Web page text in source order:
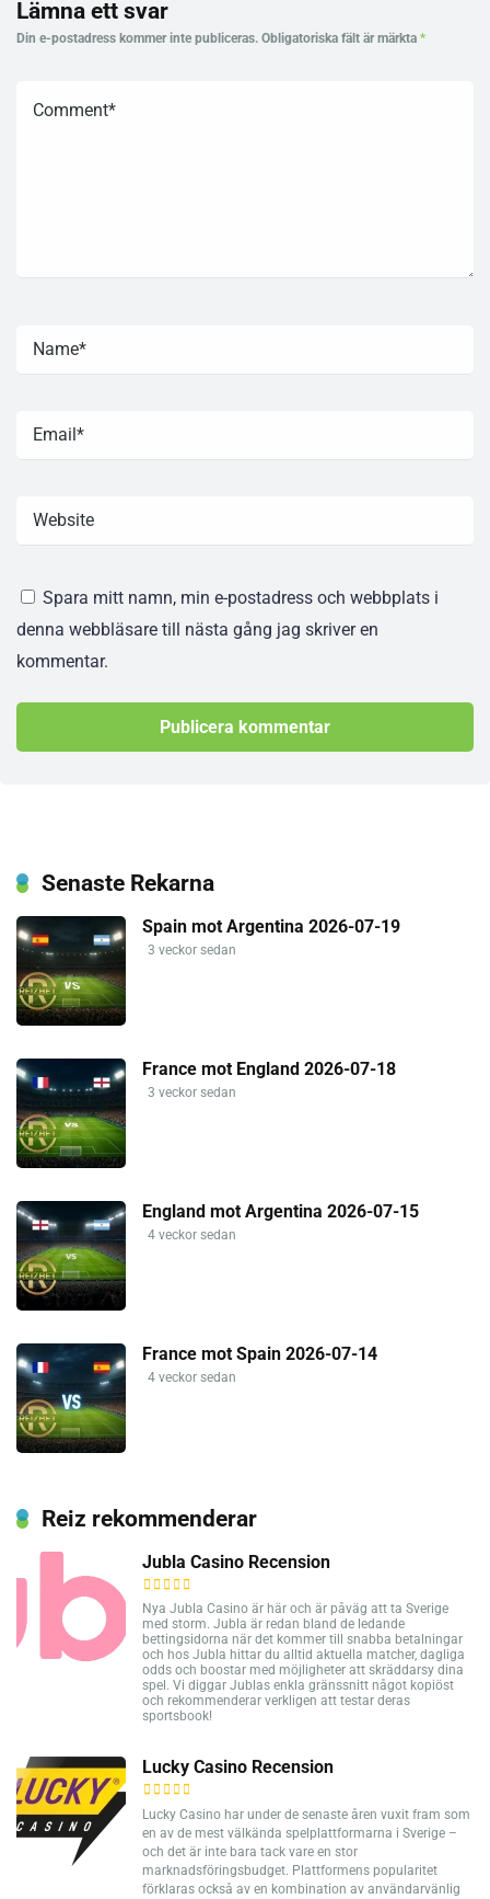
Lämna ett svar
Din e-postadress kommer inte publiceras. Obligatoriska fält är märkta *
Spara mitt namn, min e-postadress och webbplats i
denna webbläsare till nästa gång jag skriver en
kommentar.
Senaste Rekarna
Spain mot Argentina 2026-07-19
3 veckor sedan
France mot England 2026-07-18
3 veckor sedan
England mot Argentina 2026-07-15
4 veckor sedan
France mot Spain 2026-07-14
4 veckor sedan
Reiz rekommenderar
Jubla Casino Recension
Nya Jubla Casino är här och är påväg att ta Sverige
med storm. Jubla är redan bland de ledande
bettingsidorna när det kommer till snabba betalningar
och hos Jubla hittar du alltid aktuella matcher, dagliga
odds och boostar med möjligheter att skräddarsy dina
spel. Vi diggar Jublas enkla gränssnitt något kopiöst
och rekommenderar verkligen att testar deras
sportsbook!
Lucky Casino Recension
Lucky Casino har under de senaste åren vuxit fram som
en av de mest välkända spelplattformarna i Sverige –
och det är inte bara tack vare en stor
marknadsföringsbudget. Plattformens popularitet
förklaras också av en kombination av användarvänlig